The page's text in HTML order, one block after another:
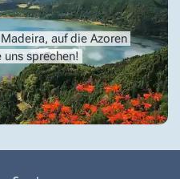
auf die Azoren
uns sprechen!